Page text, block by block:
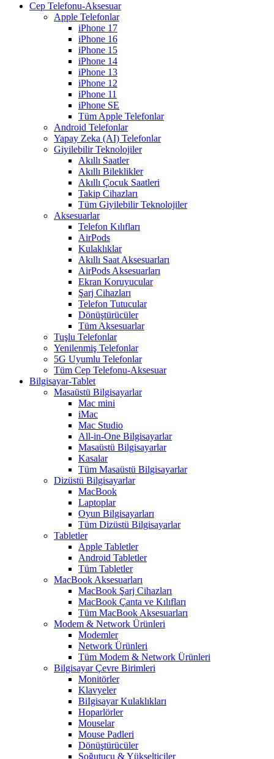
Cep Telefonu-Aksesuar
Apple Telefonlar
iPhone 17
iPhone 16
iPhone 15
iPhone 14
iPhone 13
iPhone 12
iPhone 11
iPhone SE
Tüm Apple Telefonlar
Android Telefonlar
Yapay Zeka (AI) Telefonlar
Giyilebilir Teknolojiler
Akıllı Saatler
Akıllı Bileklikler
Akıllı Çocuk Saatleri
Takip Cihazları
Tüm Giyilebilir Teknolojiler
Aksesuarlar
Telefon Kılıfları
AirPods
Kulaklıklar
Akıllı Saat Aksesuarları
AirPods Aksesuarları
Ekran Koruyucular
Şarj Cihazları
Telefon Tutucular
Dönüştürücüler
Tüm Aksesuarlar
Tuşlu Telefonlar
Yenilenmiş Telefonlar
5G Uyumlu Telefonlar
Tüm Cep Telefonu-Aksesuar
Bilgisayar-Tablet
Masaüstü Bilgisayarlar
Mac mini
iMac
Mac Studio
All-in-One Bilgisayarlar
Masaüstü Bilgisayarlar
Kasalar
Tüm Masaüstü Bilgisayarlar
Dizüstü Bilgisayarlar
MacBook
Laptoplar
Oyun Bilgisayarları
Tüm Dizüstü Bilgisayarlar
Tabletler
Apple Tabletler
Android Tabletler
Tüm Tabletler
MacBook Aksesuarları
MacBook Şarj Cihazları
MacBook Çanta ve Kılıfları
Tüm MacBook Aksesuarları
Modem & Network Ürünleri
Modemler
Network Ürünleri
Tüm Modem & Network Ürünleri
Bilgisayar Çevre Birimleri
Monitörler
Klavyeler
BiIgisayar Kulaklıkları
Hoparlörler
Mouselar
Mouse Padleri
Dönüştürücüler
Soğutucu & Yükselticiler